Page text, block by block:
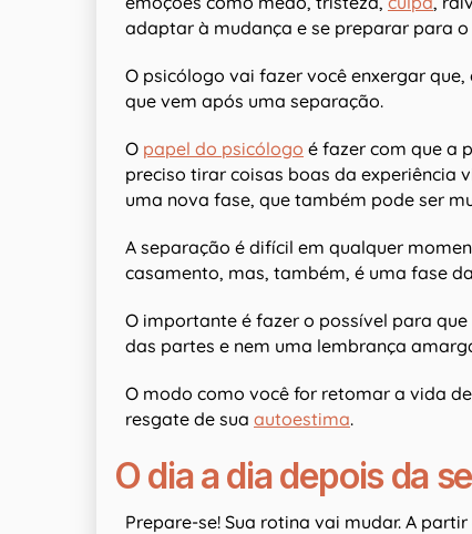
adaptar à mudança e se preparar para o
O psicólogo vai fazer você enxergar
que vem após uma separação.
O papel do psicólogo é fazer com que a
preciso tirar coisas boas da experiência
uma nova fase, que também pode ser
A separação é difícil em qualquer
casamento, mas, também, é uma fase
O importante é fazer o possível para
das partes e nem uma lembrança
O modo como você for retomar a vida
resgate de sua autoestima.
O dia a dia depois da
Prepare-se! Sua rotina vai mudar. A